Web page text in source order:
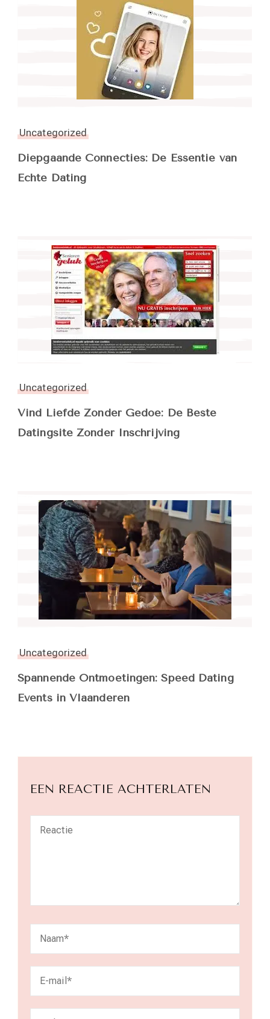
Uncategorized
Diepgaande Connecties: De Essentie van
Echte Dating
Uncategorized
Vind Liefde Zonder Gedoe: De Beste
Datingsite Zonder Inschrijving
Uncategorized
Spannende Ontmoetingen: Speed Dating
Events in Vlaanderen
EEN REACTIE ACHTERLATEN